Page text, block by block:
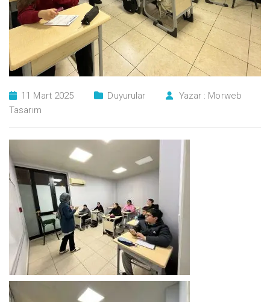
11 Mart 2025 Duyurular Yazar : Morweb
Tasarım